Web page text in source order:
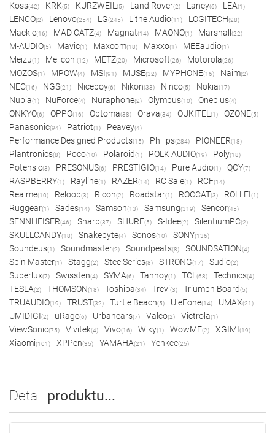
Koss(42) KRK(5) KURZWEIL (5) Land Rover(2) Laney(6) LEA(1)
LENCO(2) Lenovo(254) LG(245) Lithe Audio(11) LOGITECH(28)
Mackie(16) MAD CATZ(4) Magnat(14) MAONO(1) Marshall (22)
M-AUDIO(5) Mavic(1) Maxcom(18) Maxxo(1) MEEaudio(1)
Meizu(1) Meliconi(12) METZ(20) Microsoft(26) Motorola(26)
MOZOS(1) MPOW(4) MSI(91) MUSE(32) MYPHONE(16) Naim(2)
NEC(16) NGS(21) Niceboy(6) Nikon(33) Ninco(5) Nokia(17)
Nubia(1) NuForce(4) Nuraphone(2) Olympus(10) Oneplus(4)
ONKYO(6) OPPO(16) Optoma(38) Orava(34) OUKITEL (1) OZONE(5)
Panasonic(94) Patriot(1) Peavey(4)
Performance Designed Products(15) Philips(284) PIONEER(18)
Plantronics(8) Poco(10) Polaroid(1) POLK AUDIO(19) Poly(18)
Potensic(3) PRESONUS(6) PRESTIGIO(14) Pure Audio(1) QCY(7)
RASPBERRY(1) Rayline(1) RAZER(14) RC Sale(1) RCF(14)
Realme(10) Reloop(3) Ricoh(2) Roadstar(1) ROCCAT(3) ROLLEI(1)
Ruggear(1) Sades(14) Samson(13) Samsung(319) Sencor(45)
SENNHEISER(46) Sharp(37) SHURE(5) S-Idee(2) SilentiumPC(2)
SKULLCANDY(18) Snakebyte(4) Sonos(10) SONY(136)
Soundeus(1) Soundmaster(2) Soundpeats(8) SOUNDSATION(4)
Spin Master(1) Stagg(2) SteelSeries(8) STRONG(17) Sudio(2)
Superlux(7) Swissten(4) SYMA(6) Tannoy(1) TCL (68) Technics(4)
TESLA(2) THOMSON(18) Toshiba(34) Trevi(3) Triumph Board(5)
TRUAUDIO(19) TRUST(32) Turtle Beach(5) UleFone(14) UMAX(21)
UMIDIGI(2) uRage(6) Urbanears(7) Valco(2) Victrola(1)
ViewSonic(75) Vivitek(4) Vivo(16) Wiky(1) WowME(2) XGIMI(19)
Xiaomi(101) XPPen(35) YAMAHA(21) Yenkee(25)
Detail produktu...